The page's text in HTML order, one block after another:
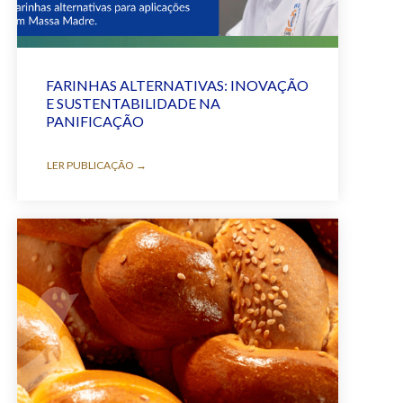
FARINHAS ALTERNATIVAS: INOVAÇÃO
E SUSTENTABILIDADE NA
PANIFICAÇÃO
LER PUBLICAÇÃO →